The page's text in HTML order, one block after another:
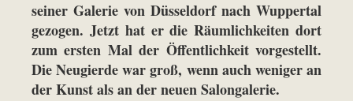
seiner Galerie von Düsseldorf nach Wuppertal
gezogen. Jetzt hat er die Räumlichkeiten dort
zum ersten Mal der Öffentlichkeit vorgestellt.
Die Neugierde war groß, wenn auch weniger an
der Kunst als an der neuen Salongalerie.